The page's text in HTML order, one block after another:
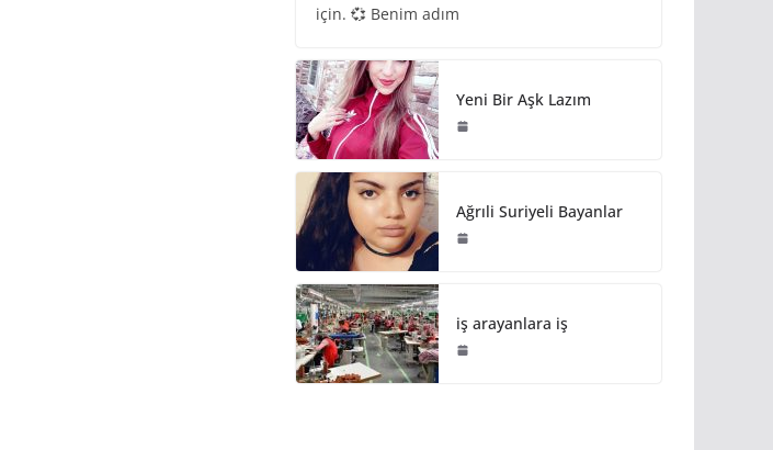
için. 💞 Benim adım
Yeni Bir Aşk Lazım
Ağrıli Suriyeli Bayanlar
iş arayanlara iş